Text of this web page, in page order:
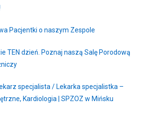
Pacjentki o naszym Zespole
TEN dzień. Poznaj naszą Salę Porodową
specjalista / Lekarka specjalistka –
Kardiologia | SPZOZ w Mińsku